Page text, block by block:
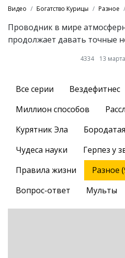
Видео Богатство Курицы Разное
Проводник в мире
продолжает давать точные
4334 13
Все серии
Вездефитнес
Миллион способов
Курятник Эла
Чудеса науки
Герпез у
Правила жизни
Разное
Вопрос-ответ
Мульты